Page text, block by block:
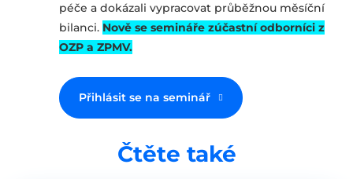
péče a dokázali vypracovat průběžnou měsíční
bilanci. Nově se semináře zúčastní odborníci z
OZP a ZPMV.
Přihlásit se na seminář
Čtěte také